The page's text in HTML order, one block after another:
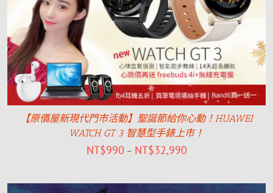
【原價屋新現代門市活動】聖誕節給你心動！HUAWEI
WATCH GT 3 智慧型手錶上市！
NT$990 – NT$32,990